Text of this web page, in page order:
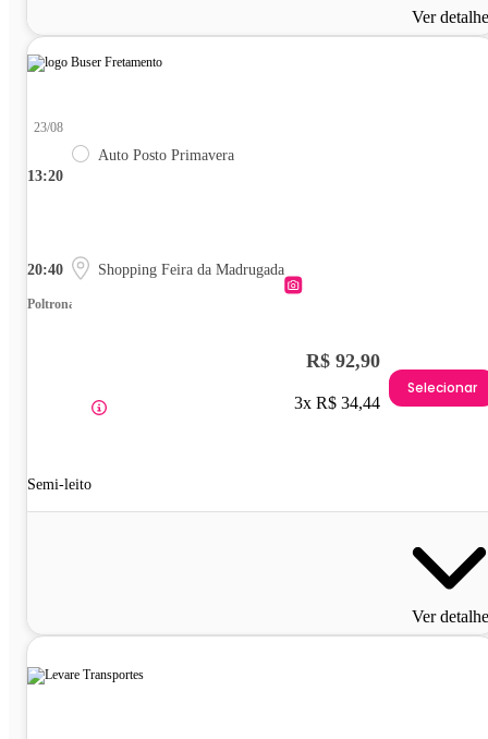
Ver
13:20
23/08
Auto Posto Primavera
20:40 Shopping Feira da Madrugada
Poltrona
Semi-leito
R$ 92,90
3x R$ 34,44
Selecionar
Ver